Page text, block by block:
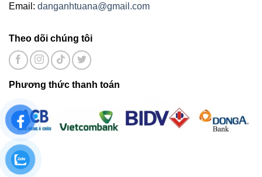
Email: danganhtuana@gmail.com
Theo dõi chúng tôi
Phương thức thanh toán